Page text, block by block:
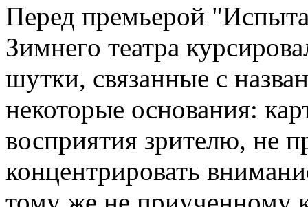
Перед премьерой
Зимнего театра
шутки, связанные с
некоторые основания:
восприятия зрителю, не
концентрировать